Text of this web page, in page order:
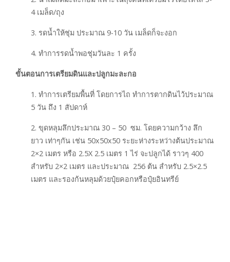
4 เมล็ด/ถุง
3. รดน้ำให้ชุ่ม ประมาณ 9-10 วัน เมล็ดก็จะงอก
4. ทำการรดน้ำพอชุ่มวันละ 1 ครั้ง
ขั้นตอนการเตรียมดินและปลูกมะละกอ
1. ทำการเตรียมพื้นที่ โดยการไถ ทำการตากดินไว้ประมาณ
5 วัน ถึง 1 สัปดาห์
2. ขุดหลุมลึกประมาณ 30 – 50 ซม. โดยความกว้าง ลึก
ยาว เท่าๆกัน เช่น 50x50x50 ระยะห่างระหว่างต้นประมาณ
2×2 เมตร หรือ 2.5X 2.5 เมตร 1 ไร่ จะปลูกได้ ราวๆ 400
สำหรับ 2×2 เมตร และประมาณ 256 ต้น สำหรับ 2.5×2.5
เมตร และรองก้นหลุมด้วยปุ๋ยคอกหรือปุ๋ยอินทรีย์